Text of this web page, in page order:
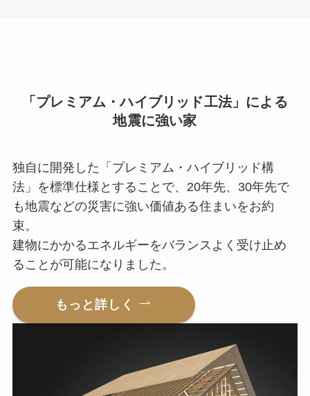
「プレミアム・ハイブリッド工法」による
地震に強い家
独自に開発した「プレミアム・ハイブリッド構
法」を標準仕様とすることで、20年先、30年先で
も地震などの災害に強い価値ある住まいをお約
束。
建物にかかるエネルギーをバランスよく受け止め
ることが可能になりました。
もっと詳しく